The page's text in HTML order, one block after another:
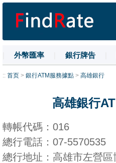
外幣匯率 銀行牌告
| 名詞解釋 | 換匯技巧 |
:: 首页 > 銀行ATM服務據點 > 高雄銀行
高雄銀行
轉帳代碼：016
總行電話：07-5570535
總行地址：高雄市左營區